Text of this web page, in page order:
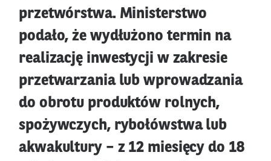
przetwórstwa. Ministerstwo
podało, że wydłużono termin na
realizację inwestycji w zakresie
przetwarzania lub wprowadzania
do obrotu produktów rolnych,
spożywczych, rybołówstwa lub
akwakultury – z 12 miesięcy do 18